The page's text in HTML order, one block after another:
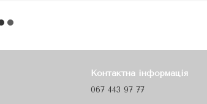
Контактна інформація
067 443 97 77